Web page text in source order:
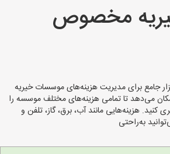
ورق
سایر آهن آلات
آلاتی های شهرها
خیریه مخصوص
جامع برای مدیریت هزینه‌های موسسات خیریه
می‌دهد تا تمامی هزینه‌های مختلف موسسه را
هزینه‌هایی مانند آب، برق، گاز، تلفن و
به‌راحتی